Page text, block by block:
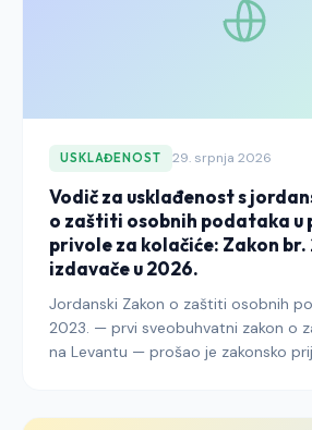
USKLAĐENOST 29. srpnja 2026
Vodič za usklađenost s
o zaštiti osobnih podataka u
privole za kolačiće: Zakon br.
izdavače u 2026.
Jordanski Zakon o zaštiti osobnih
2023. — prvi sveobuhvatni zakon o
na Levantu — prošao je zakonsko
objašnjava što izdavači koji dosežu